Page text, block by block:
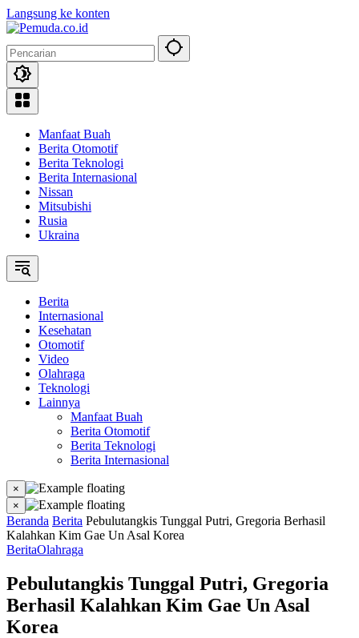
Langsung ke konten
Manfaat Buah
Berita Otomotif
Berita Teknologi
Berita Internasional
Nissan
Mitsubishi
Rusia
Ukraina
Berita
Internasional
Kesehatan
Otomotif
Video
Olahraga
Teknologi
Lainnya
Manfaat Buah
Berita Otomotif
Berita Teknologi
Berita Internasional
×
×
Beranda Berita Pebulutangkis Tunggal Putri, Gregoria Berhasil
Kalahkan Kim Gae Un Asal Korea
BeritaOlahraga
Pebulutangkis Tunggal Putri, Gregoria
Berhasil Kalahkan Kim Gae Un Asal
Korea